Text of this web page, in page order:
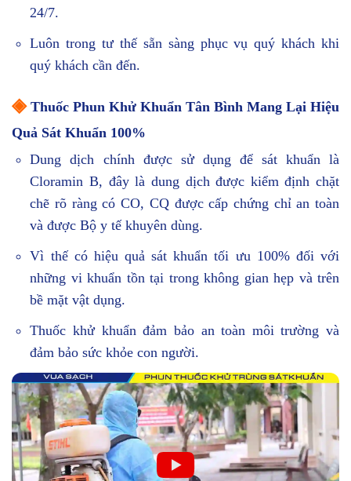
24/7.
Luôn trong tư thế sẵn sàng phục vụ quý khách khi
quý khách cần đến.
◈ Thuốc Phun Khử Khuẩn Tân Bình Mang Lại Hiệu
Quả Sát Khuẩn 100%
Dung dịch chính được sử dụng để sát khuẩn là
Cloramin B, đây là dung dịch được kiểm định chặt
chẽ rõ ràng có CO, CQ được cấp chứng chỉ an toàn
và được Bộ y tế khuyên dùng.
Vì thế có hiệu quả sát khuẩn tối ưu 100% đối với
những vi khuẩn tồn tại trong không gian hẹp và trên
bề mặt vật dụng.
Thuốc khử khuẩn đảm bảo an toàn môi trường và
đảm bảo sức khỏe con người.